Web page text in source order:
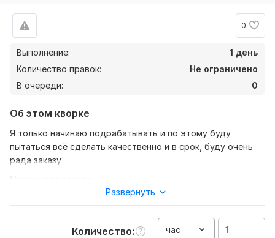
0
Выполнение:
1 день
Количество правок:
Не ограничено
В очереди:
0
Об этом кворке
Я только начинаю подрабатывать и по этому буду
пытаться всё сделать качественно и в срок, буду очень
рада заказу
Мне от покупателя нужна вежливость терпение чёткое
Развернуть
Количество час